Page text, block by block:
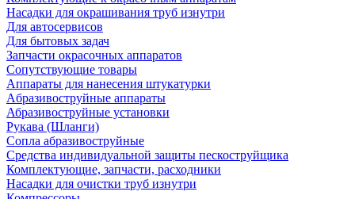
Насадки для окрашивания труб изнутри
Для автосервисов
Для бытовых задач
Запчасти окрасочных аппаратов
Сопутствующие товары
Аппараты для нанесения штукатурки
Aбразивоструйные аппараты
Абразивоструйные установки
Рукава (Шланги)
Сопла абразивоструйные
Средства индивидуальной защиты пескоструйщика
Комплектующие, запчасти, расходники
Насадки для очистки труб изнутри